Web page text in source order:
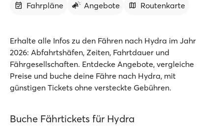
Fahrpläne Angebote Routenkarte
Erhalte alle Infos zu den Fähren nach Hydra im Jahr
2026: Abfahrtshäfen, Zeiten, Fahrtdauer und
Fährgesellschaften. Entdecke Angebote, vergleiche
Preise und buche deine Fähre nach Hydra, mit
günstigen Tickets ohne versteckte Gebühren.
Buche Fährtickets für Hydra